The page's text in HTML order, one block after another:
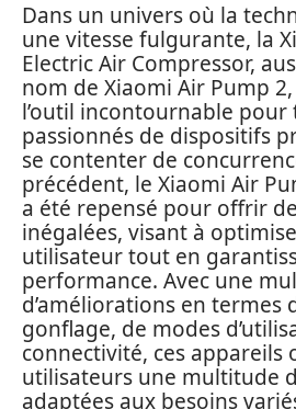
Dans un univers où la
une vitesse fulgurante, la
Electric Air Compressor,
nom de Xiaomi Air Pump
l’outil incontournable pour
passionnés de dispositifs
se contenter de
précédent, le Xiaomi Air
a été repensé pour offrir
inégalées, visant à
utilisateur tout en
performance. Avec une
d’améliorations en termes
gonflage, de modes
connectivité, ces appareils
utilisateurs une multitude
adaptées aux besoins